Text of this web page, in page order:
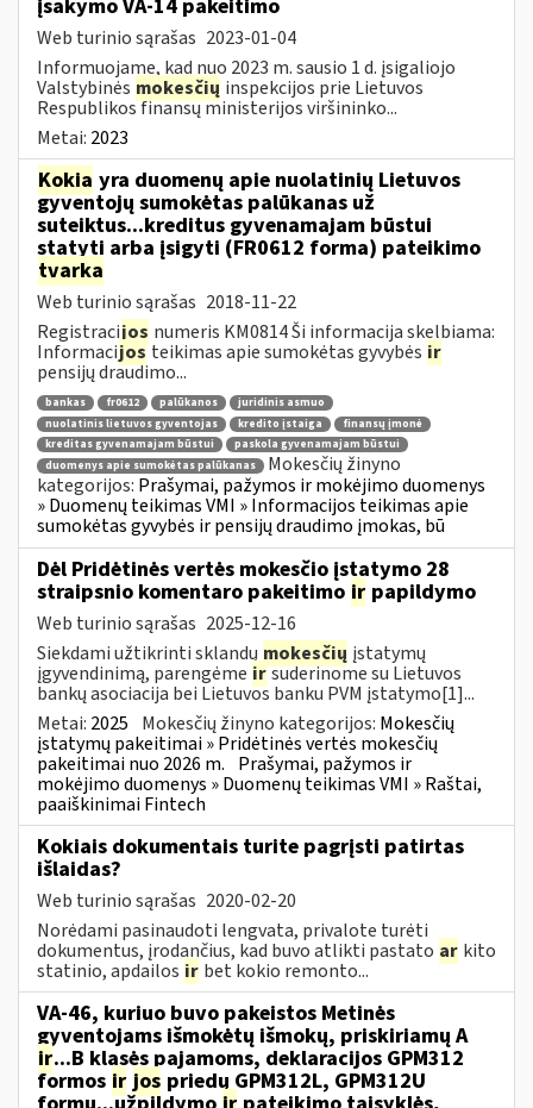
įsakymo VA-14 pakeitimo
Web turinio sąrašas 2023-01-04
Informuojame, kad nuo 2023 m. sausio 1 d. įsigaliojo
Valstybinės mokesčių inspekcijos prie Lietuvos
Respublikos finansų ministerijos viršininko...
Metai: 2023
Kokia yra duomenų apie nuolatinių Lietuvos
gyventojų sumokėtas palūkanas už
suteiktus...kreditus gyvenamajam būstui
statyti arba įsigyti (FR0612 forma) pateikimo
tvarka
Web turinio sąrašas 2018-11-22
Registracijos numeris KM0814 Ši informacija skelbiama:
Informacijosteikimas apie sumokėtas gyvybės ir
pensijų draudimo...
bankas fr0612 palūkanos
juridinis asmuo
nuolatinis lietuvos gyventojas
kredito įstaiga
finansų įmonė
kreditas gyvenamajam būstui
paskola gyvenamajam būstui
duomenys apie sumokėtas palūkanas
Mokesčių žinyno
kategorijos: Prašymai, pažymos ir mokėjimo duomenys
» Duomenų teikimas VMI » Informacijos teikimas apie
sumokėtas gyvybės ir pensijų draudimo įmokas, bū
Dėl Pridėtinės vertės mokesčio įstatymo 28
straipsnio komentaro pakeitimo ir papildymo
Web turinio sąrašas 2025-12-16
Siekdami užtikrinti sklandų mokesčių įstatymų
įgyvendinimą, parengėme irsuderinome su Lietuvos
bankų asociacija bei Lietuvos banku PVM įstatymo[1]...
Metai: 2025 Mokesčių žinyno kategorijos: Mokesčių
įstatymų pakeitimai » Pridėtinės vertės mokesčių
pakeitimai nuo 2026 m. Prašymai, pažymos ir
mokėjimo duomenys » Duomenų teikimas VMI » Raštai,
paaiškinimai Fintech
Kokiais dokumentais turite pagrįsti patirtas
išlaidas?
Web turinio sąrašas 2020-02-20
Norėdami pasinaudoti lengvata, privalote turėti
dokumentus, įrodančius, kad buvo atlikti pastato ar kito
statinio, apdailos ir bet kokio remonto...
VA-46, kuriuo buvo pakeistos Metinės
gyventojams išmokėtų išmokų, priskiriamų A
ir...B klasės pajamoms, deklaracijos GPM312
formos ir jos priedų GPM312L, GPM312U